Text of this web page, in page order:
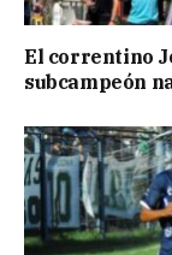
El correntino
subcampeón